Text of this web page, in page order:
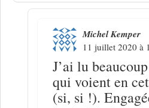
Michel Kemper
11 juillet 2020 à
J’ai lu
qui voient en
(si, si !).